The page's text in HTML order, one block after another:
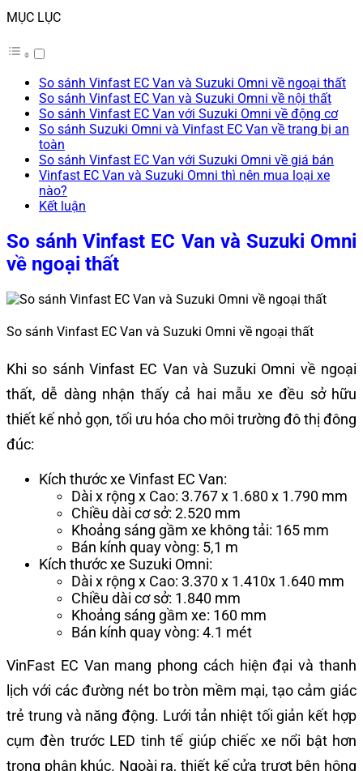
MỤC LỤC
So sánh Vinfast EC Van và Suzuki Omni về ngoại thất
So sánh Vinfast EC Van và Suzuki Omni về nội thất
So sánh Vinfast EC Van với Suzuki Omni về động cơ
So sánh Suzuki Omni và Vinfast EC Van về trang bị an
toàn
So sánh Vinfast EC Van với Suzuki Omni về giá bán
Vinfast EC Van và Suzuki Omni thì nên mua loại xe
nào?
Kết luận
So sánh Vinfast EC Van và Suzuki Omni
về ngoại thất
So sánh Vinfast EC Van và Suzuki Omni về ngoại thất
Khi so sánh Vinfast EC Van và Suzuki Omni về ngoại
thất, dễ dàng nhận thấy cả hai mẫu xe đều sở hữu
thiết kế nhỏ gọn, tối ưu hóa cho môi trường đô thị đông
đúc:
Kích thước xe Vinfast EC Van:
Dài x rộng x Cao: 3.767 x 1.680 x 1.790 mm
Chiều dài cơ sở: 2.520 mm
Khoảng sáng gầm xe không tải: 165 mm
Bán kính quay vòng: 5,1 m
Kích thước xe Suzuki Omni:
Dài x rộng x Cao: 3.370 x 1.410x 1.640 mm
Chiều dài cơ sở: 1.840 mm
Khoảng sáng gầm xe: 160 mm
Bán kính quay vòng: 4.1 mét
VinFast EC Van mang phong cách hiện đại và thanh
lịch với các đường nét bo tròn mềm mại, tạo cảm giác
trẻ trung và năng động. Lưới tản nhiệt tối giản kết hợp
cụm đèn trước LED tinh tế giúp chiếc xe nổi bật hơn
trong phân khúc. Ngoài ra, thiết kế cửa trượt bên hông